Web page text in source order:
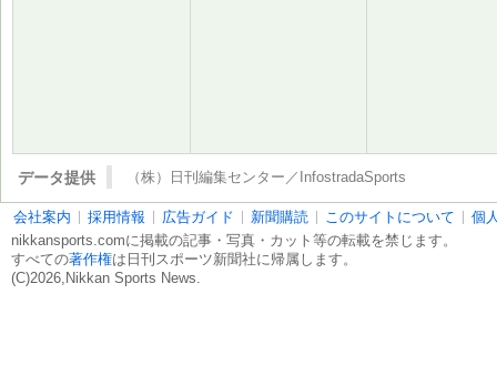
データ提供 （株）日刊編集センター／InfostradaSports
会社案内 採用情報 広告ガイド 新聞購読 このサイトについて
個
nikkansports.comに掲載の記事・写真・カット等の転載を禁じます。
すべての著作権は日刊スポーツ新聞社に帰属します。
(C)2026,Nikkan Sports News.